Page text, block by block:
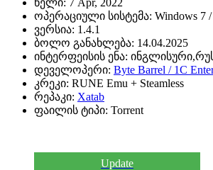
ოპერაციული სისტემა: Windows 7
ვერსია: 1.4.1
ბოლო განახლება: 14.04.2025
ინტერფეისის ენა:
დეველოპერი: Byte Barrel / 1C
კრეკი: RUNE Emu + Steamless
რეპაკი: Xatab
ფაილის ტიპი: Torrent
Update